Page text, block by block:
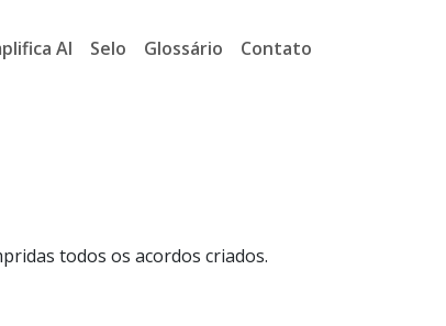
AI Selo Glossário Contato
todos os acordos criados.